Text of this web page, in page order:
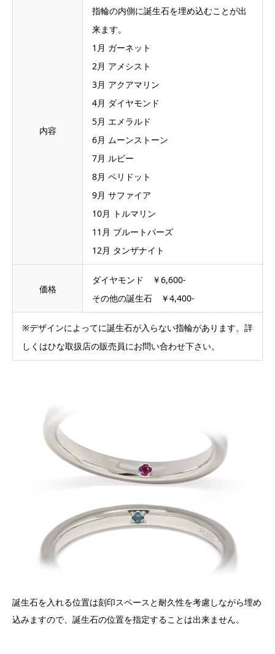
内容
指輪の内側に誕生石を埋め込むことが出
来ます。
1月 ガーネット
2月 アメシスト
3月 アクアマリン
4月 ダイヤモンド
5月 エメラルド
6月 ムーンストーン
7月 ルビー
8月 ペリドット
9月 サファイア
10月 トルマリン
11月 ブルートパーズ
12月 タンザナイト
価格
ダイヤモンド ￥6,600-
その他の誕生石 ￥4,400-
※デザインによってに誕生石が入らない指輪があります。詳
しくはひな取扱店の販売員にお問い合わせ下さい。
誕生石を入れる位置は刻印スペースと耐久性を考慮しながら埋め
込みますので、誕生石の位置を指定することは出来ません。